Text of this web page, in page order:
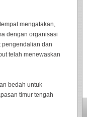
mengatakan,
dengan organisasi
pengendalian dan
telah menewaskan
bedah untuk
timur tengah